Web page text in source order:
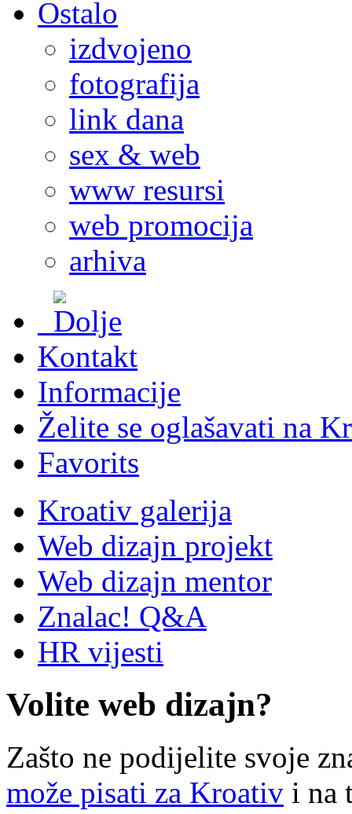
Ostalo
izdvojeno
fotografija
link dana
sex & web
www resursi
web promocija
arhiva
Kontakt
Informacije
Želite se oglašavati na
Favorits
Kroativ galerija
Web dizajn projekt
Web dizajn mentor
Znalac! Q&A
HR vijesti
Volite web dizajn?
Zašto ne podijelite svoje
može pisati za Kroativ i na